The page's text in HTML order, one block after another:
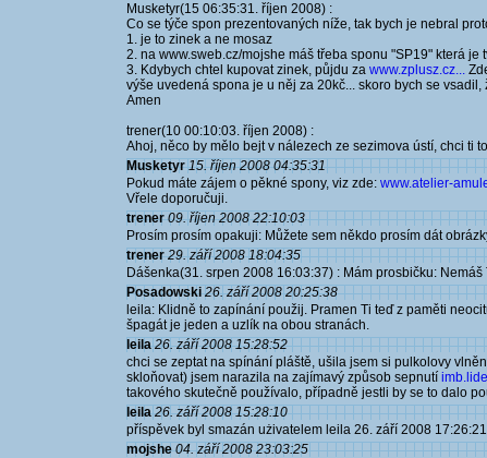
Musketyr(15 06:35:31. říjen 2008) :
Co se týče spon prezentovaných níže, tak bych je nebral
1. je to zinek a ne mosaz
2. na www.sweb.cz/mojshe máš třeba sponu "SP19" která
3. Kdybych chtel kupovat zinek, půjdu za www.zplusz.cz...
výše uvedená spona je u něj za 20kč... skoro bych se vsadil,
Amen
trener(10 00:10:03. říjen 2008) :
Ahoj, něco by mělo bejt v nálezech ze sezimova ústí, chci ti
Musketyr 15. říjen 2008 04:35:31
Pokud máte zájem o pěkné spony, viz zde: www.atelier-
Vřele doporučuji.
trener 09. říjen 2008 22:10:03
Prosím prosím opakuji: Můžete sem někdo prosím dát
trener 29. září 2008 18:04:35
Dášenka(31. srpen 2008 16:03:37) : Mám prosbičku:
Posadowski 26. září 2008 20:25:38
leila: Klidně to zapínání použij. Pramen Ti teď z paměti
špagát je jeden a uzlík na obou stranách.
leila 26. září 2008 15:28:52
chci se zeptat na spínání pláště, ušila jsem si pulkolovy
skloňovat) jsem narazila na zajímavý způsob sepnutí
takového skutečně používalo, případně jestli by se to dalo
leila 26. září 2008 15:28:10
příspěvek byl smazán użivatelem leila 26. září 2008 17:26:21
mojshe 04. září 2008 23:03:25